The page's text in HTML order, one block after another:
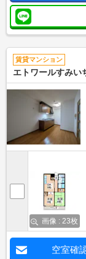
賃貸マンション
エトワールすみい
画像 : 23枚
空室確